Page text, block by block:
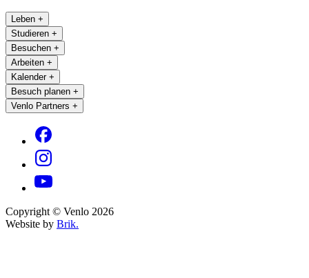
Leben +
Studieren +
Besuchen +
Arbeiten +
Kalender +
Besuch planen +
Venlo Partners +
Copyright © Venlo 2026
Website by Brik.